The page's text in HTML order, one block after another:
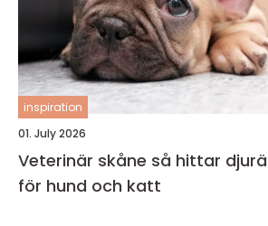
inspiration
01. July 2026
Veterinär skåne så hittar djurägare rätt vård
för hund och katt